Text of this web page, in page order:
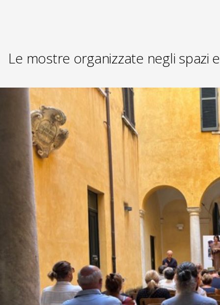
Le mostre organizzate negli spazi